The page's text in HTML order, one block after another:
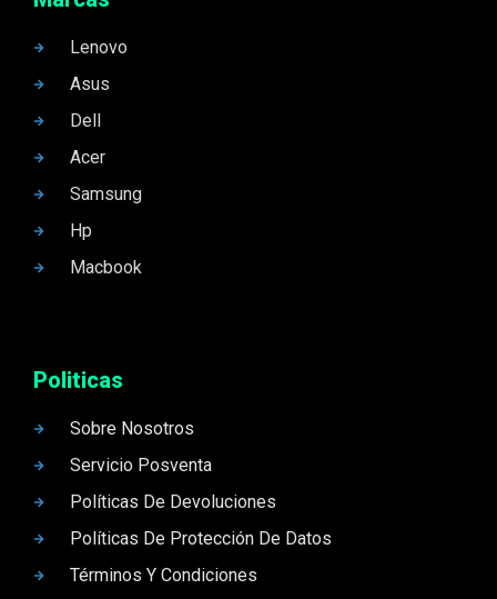
Lenovo
Asus
Dell
Acer
Samsung
Hp
Macbook
Politicas
Sobre Nosotros
Servicio Posventa
Políticas De Devoluciones
Políticas De Protección De Datos
Términos Y Condiciones